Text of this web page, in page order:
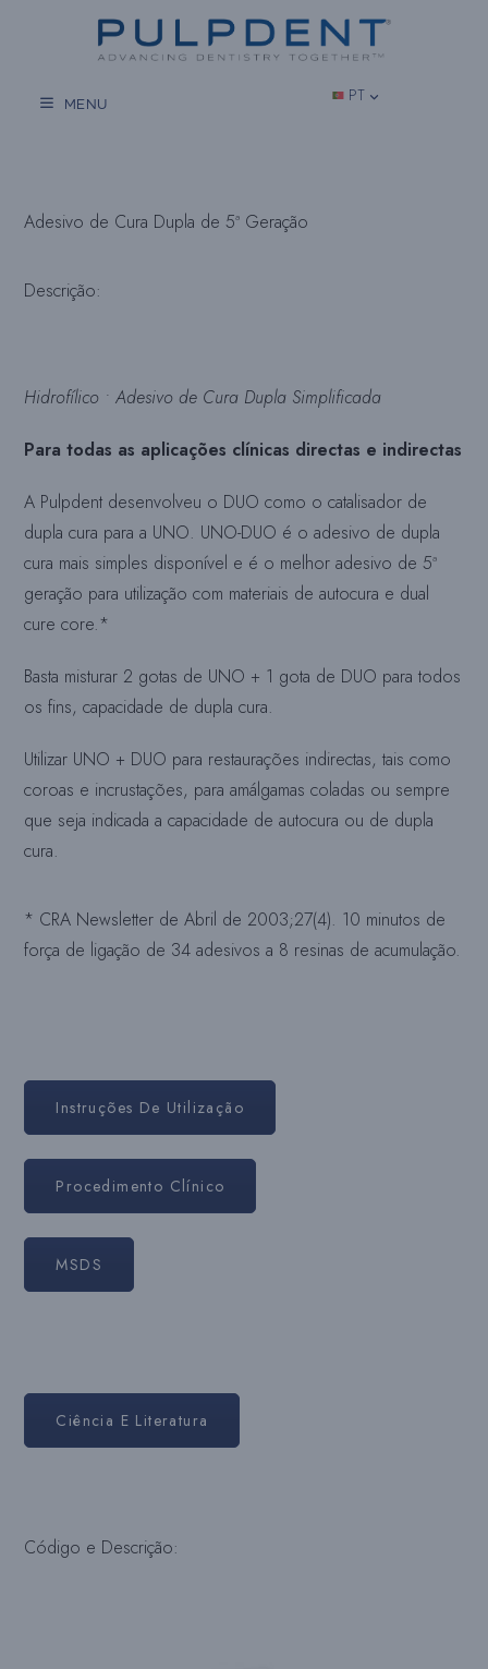
conteúdo
MENU PT
Adesivo de Cura Dupla de 5ª Geração
Descrição:
Hidrofílico • Adesivo de Cura Dupla Simplificada
Para todas as aplicações clínicas directas e indirectas
A Pulpdent desenvolveu o DUO como o catalisador de
dupla cura para a UNO. UNO-DUO é o adesivo de dupla
cura mais simples disponível e é o melhor adesivo de 5ª
geração para utilização com materiais de autocura e dual
cure core.*
Basta misturar 2 gotas de UNO + 1 gota de DUO para todos
os fins, capacidade de dupla cura.
Utilizar UNO + DUO para restaurações indirectas, tais como
coroas e incrustações, para amálgamas coladas ou sempre
que seja indicada a capacidade de autocura ou de dupla
cura.
* CRA Newsletter de Abril de 2003;27(4). 10 minutos de
força de ligação de 34 adesivos a 8 resinas de acumulação.
Instruções De Utilização
Procedimento Clínico
MSDS
Ciência E Literatura
Código e Descrição: